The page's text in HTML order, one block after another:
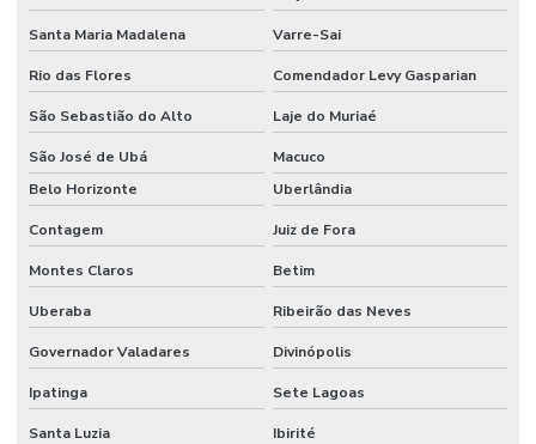
Santa Maria Madalena Varre-Sai
Rio das Flores Comendador Levy Gasparian
São Sebastião do Alto Laje do Muriaé
São José de Ubá
Macuco
Belo Horizonte
Uberlândia
Contagem Juiz de Fora
Montes Claros Betim
Uberaba Ribeirão das Neves
Governador Valadares Divinópolis
Ipatinga Sete Lagoas
Santa Luzia Ibirité